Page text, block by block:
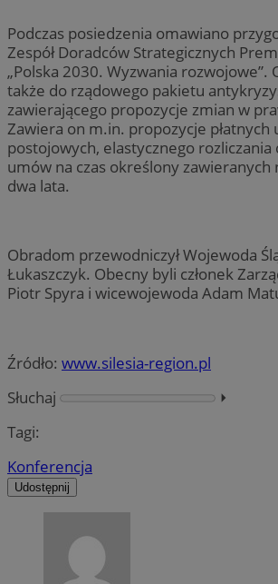
Podczas posiedzenia omawiano
Zespół Doradców Strategicznych
„Polska 2030. Wyzwania rozwojowe”.
także do rządowego pakietu
zawierającego propozycje zmian w
Zawiera on m.in. propozycje płatnych
postojowych, elastycznego rozliczania
umów na czas określony zawieranych
dwa lata.
Obradom przewodniczył Wojewoda
Łukaszczyk. Obecny byli członek
Piotr Spyra i wicewojewoda Adam
Źródło: www.silesia-region.pl
Słuchaj
⏵︎
Tagi:
Konferencja
Udostępnij